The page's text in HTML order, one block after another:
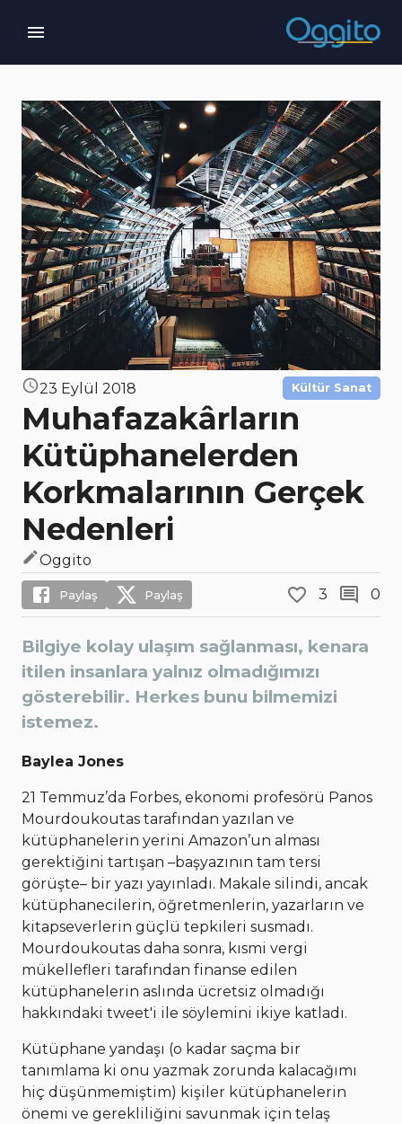
23 Eylül 2018 Kültür Sanat
Muhafazakârların
Kütüphanelerden
Korkmalarının Gerçek
Nedenleri
Oggito
Paylaş Paylaş 3 0
Bilgiye kolay ulaşım sağlanması, kenara
itilen insanlara yalnız olmadığımızı
gösterebilir. Herkes bunu bilmemizi
istemez.
Baylea Jones
21 Temmuz’da Forbes, ekonomi profesörü Panos
Mourdoukoutas tarafından yazılan ve
kütüphanelerin yerini Amazon’un alması
gerektiğini tartışan –başyazının tam tersi
görüşte– bir yazı yayınladı. Makale silindi, ancak
kütüphanecilerin, öğretmenlerin, yazarların ve
kitapseverlerin güçlü tepkileri susmadı.
Mourdoukoutas daha sonra, kısmi vergi
mükellefleri tarafından finanse edilen
kütüphanelerin aslında ücretsiz olmadığı
hakkındaki tweet'i ile söylemini ikiye katladı.
Kütüphane yandaşı (o kadar saçma bir
tanımlama ki onu yazmak zorunda kalacağımı
hiç düşünmemiştim) kişiler kütüphanelerin
önemi ve gerekliliğini savunmak için telaş